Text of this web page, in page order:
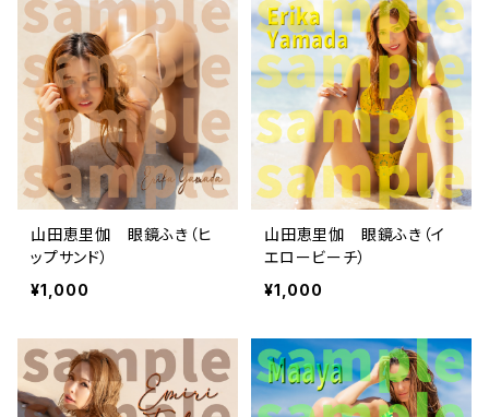
山田恵里伽 眼鏡ふき（ヒ
ップサンド）
¥1,000
山田恵里伽 眼鏡ふき（イ
エロービーチ）
¥1,000